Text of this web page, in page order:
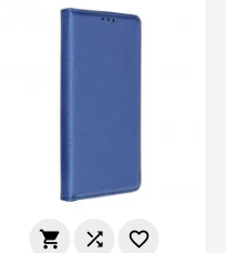
  